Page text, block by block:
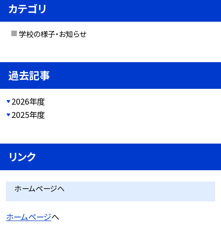
カテゴリ
学校の様子・お知らせ
過去記事
2026年度
2025年度
リンク
ホームページへ
ホームページへ